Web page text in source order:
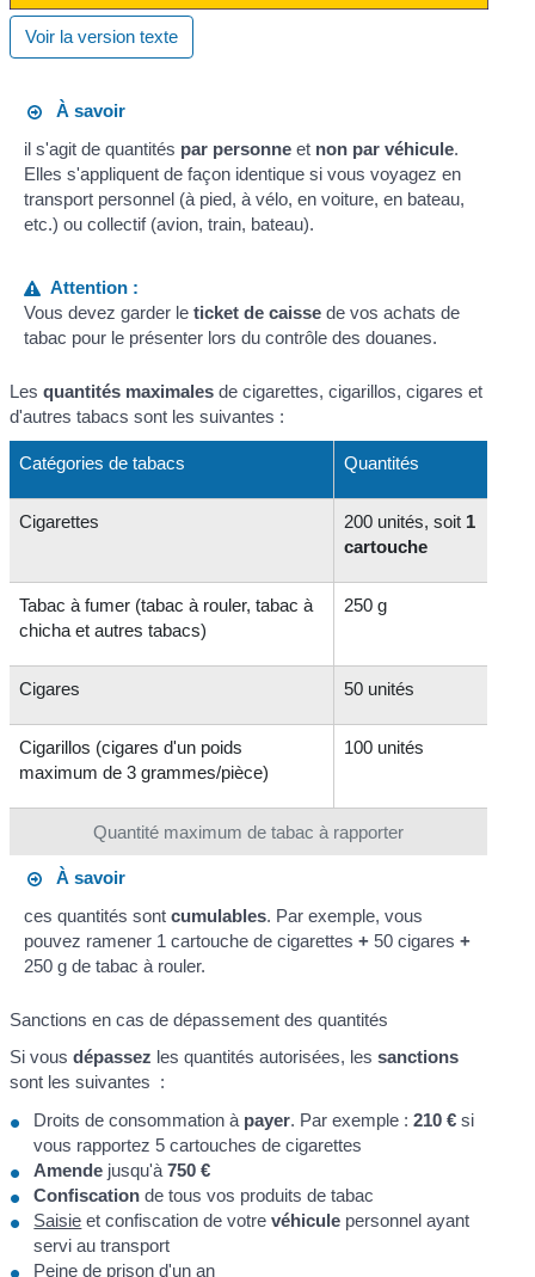
Voir la version texte
À savoir
il s'agit de quantités par personneet non par véhicule.
Elles s'appliquent de façon identique si vous voyagez en
transport personnel (à pied, à vélo, en voiture, en bateau,
etc.) ou collectif (avion, train, bateau).
Attention :
Vous devez garder le ticket de caissede vos achats de
tabac pour le présenter lors du contrôle des douanes.
Lesquantités maximales de cigarettes, cigarillos, cigares et
d'autres tabacs sont les suivantes :
Quantité maximum de tabac à rapporter
Catégories de tabacs Quantités
Cigarettes 200 unités, soit 1
cartouche
Tabac à fumer (tabac à rouler, tabac à
chicha et autres tabacs)
250 g
Cigares 50 unités
Cigarillos (cigares d'un poids
maximum de 3 grammes/pièce)
100 unités
À savoir
ces quantités sont cumulables. Par exemple, vous
pouvez ramener 1 cartouche de cigarettes +50 cigares +
250 g de tabac à rouler.
Sanctions en cas de dépassement des quantités
Si vousdépassez les quantités autorisées, lessanctions
sont les suivantes :
Droits de consommation à payer. Par exemple :210 € si
vous rapportez 5 cartouches de cigarettes
Amende jusqu'à750 €
Confiscation de tous vos produits de tabac
Saisie et confiscation de votrevéhicule personnel ayant
servi au transport
Peine de prison d'un an